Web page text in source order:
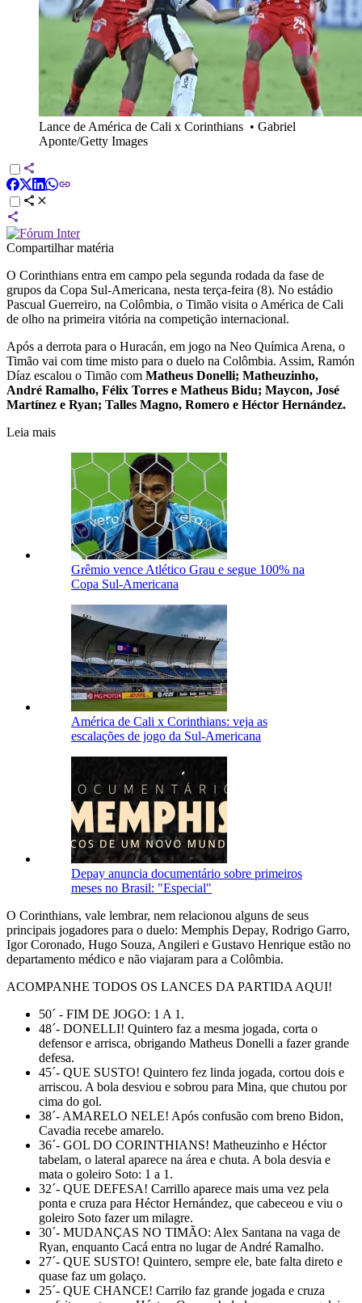
Lance de América de Cali x Corinthians • Gabriel
Aponte/Getty Images
Compartilhar matéria
O Corinthians entra em campo pela segunda rodada da fase de
grupos da Copa Sul-Americana, nesta terça-feira (8). No estádio
Pascual Guerreiro, na Colômbia, o Timão visita o América de Cali
de olho na primeira vitória na competição internacional.
Após a derrota para o Huracán, em jogo na Neo Química Arena, o
Timão vai com time misto para o duelo na Colômbia. Assim, Ramón
Díaz escalou o Timão com Matheus Donelli; Matheuzinho,
André Ramalho, Félix Torres e Matheus Bidu; Maycon, José
Martínez e Ryan; Talles Magno, Romero e Héctor Hernández.
Leia mais
Grêmio vence Atlético Grau e segue 100% na
Copa Sul-Americana
América de Cali x Corinthians: veja as
escalações de jogo da Sul-Americana
Depay anuncia documentário sobre primeiros
meses no Brasil: "Especial"
O Corinthians, vale lembrar, nem relacionou alguns de seus
principais jogadores para o duelo: Memphis Depay, Rodrigo Garro,
Igor Coronado, Hugo Souza, Angileri e Gustavo Henrique estão no
departamento médico e não viajaram para a Colômbia.
ACOMPANHE TODOS OS LANCES DA PARTIDA AQUI!
50´ - FIM DE JOGO: 1 A 1.
48´- DONELLI! Quintero faz a mesma jogada, corta o
defensor e arrisca, obrigando Matheus Donelli a fazer grande
defesa.
45´- QUE SUSTO! Quintero fez linda jogada, cortou dois e
arriscou. A bola desviou e sobrou para Mina, que chutou por
cima do gol.
38´- AMARELO NELE! Após confusão com breno Bidon,
Cavadia recebe amarelo.
36´- GOL DO CORINTHIANS! Matheuzinho e Héctor
tabelam, o lateral aparece na área e chuta. A bola desvia e
mata o goleiro Soto: 1 a 1.
32´- QUE DEFESA! Carrillo aparece mais uma vez pela
ponta e cruza para Héctor Hernández, que cabeceou e viu o
goleiro Soto fazer um milagre.
30´- MUDANÇAS NO TIMÃO: Alex Santana na vaga de
Ryan, enquanto Cacá entra no lugar de André Ramalho.
27´- QUE SUSTO! Quintero, sempre ele, bate falta direto e
quase faz um golaço.
25´- QUE CHANCE! Carrilo faz grande jogada e cruza